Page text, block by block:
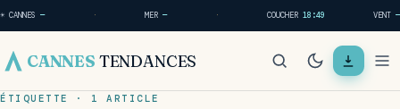
☀ CANNES — · MER— · COUCHER18:49 VENT —
CANNES TENDANCES
ÉTIQUETTE · 1 ARTICLE